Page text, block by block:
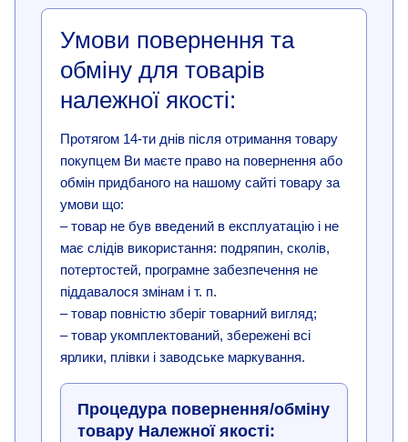
Умови повернення та
обміну для товарів
належної якості:
Протягом 14-ти днів після отримання товару
покупцем Ви маєте право на повернення або
обмін придбаного на нашому сайті товару за
умови що:
– товар не був введений в експлуатацію і не
має слідів використання: подряпин, сколів,
потертостей, програмне забезпечення не
піддавалося змінам і т. п.
– товар повністю зберіг товарний вигляд;
– товар укомплектований, збережені всі
ярлики, плівки і заводське маркування.
Процедура повернення/обміну
товару Належної якості: